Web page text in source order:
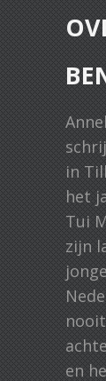
in
het
Tui
zijn
en